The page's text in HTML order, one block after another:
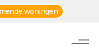
woningen